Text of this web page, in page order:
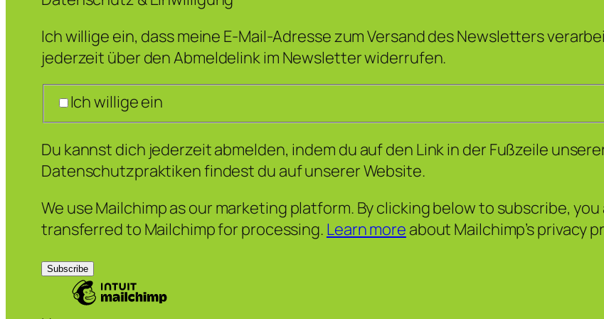
Ich willige ein, dass meine E-Mail-Adresse zum Versand des Newsletters
jederzeit über den Abmeldelink im Newsletter widerrufen.
Ich willige ein
Du kannst dich jederzeit abmelden, indem du auf den Link in der Fußzeile
Datenschutzpraktiken findest du auf unserer Website.
We use Mailchimp as our marketing platform. By clicking below to subscribe,
transferred to Mailchimp for processing. Learn more about Mailchimp’s privacy